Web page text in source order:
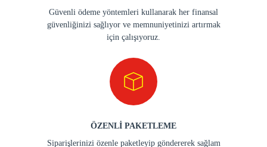
Güvenli ödeme yöntemleri kullanarak her finansal
güvenliğinizi sağlıyor ve memnuniyetinizi artırmak
için çalışıyoruz.
ÖZENLİ PAKETLEME
Siparişlerinizi özenle paketleyip göndererek sağlam